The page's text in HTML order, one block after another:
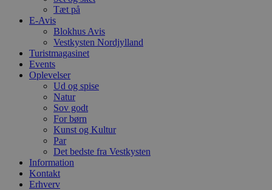
Tæt på
E-Avis
Blokhus Avis
Vestkysten Nordjylland
Turistmagasinet
Events
Oplevelser
Ud og spise
Natur
Sov godt
For børn
Kunst og Kultur
Par
Det bedste fra Vestkysten
Information
Kontakt
Erhverv